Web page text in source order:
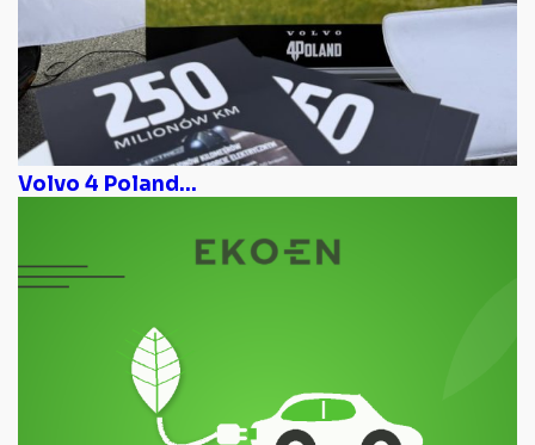
Volvo 4 Poland...